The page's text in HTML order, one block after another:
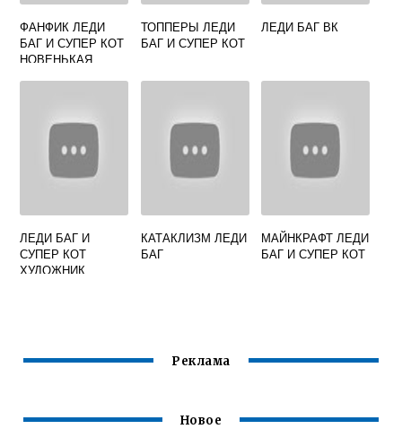
ФАНФИК ЛЕДИ
БАГ И СУПЕР КОТ
НОВЕНЬКАЯ
ТОППЕРЫ ЛЕДИ
БАГ И СУПЕР КОТ
ЛЕДИ БАГ ВК
ЛЕДИ БАГ И
СУПЕР КОТ
ХУДОЖНИК
КАТАКЛИЗМ ЛЕДИ
БАГ
МАЙНКРАФТ ЛЕДИ
БАГ И СУПЕР КОТ
Реклама
Новое